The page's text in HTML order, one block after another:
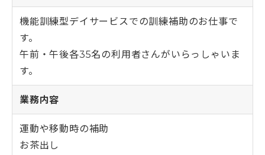
機能訓練型デイサービスでの訓練補助のお仕事で
す。
午前・午後各35名の利用者さんがいらっしゃいま
す。
業務内容
運動や移動時の補助
お茶出し